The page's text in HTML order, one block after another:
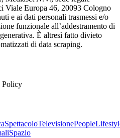
Viale Europa 46, 20093 Cologno
e ai dati personali trasmessi e/o
funzionale all’addestramento di
È altresì fatto divieto
di data scraping.
Policy
SpettacoloTelevisionePeople
Spazio